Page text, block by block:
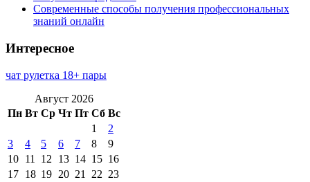
Современные способы получения профессиональных
знаний онлайн
Интересное
чат рулетка 18+ пары
Август 2026
Пн Вт Ср Чт Пт Сб Вс
1
2
3
4 5 6 7 8
9
10 11 12 13 14 15 16
17 18 19 20 21 22 23